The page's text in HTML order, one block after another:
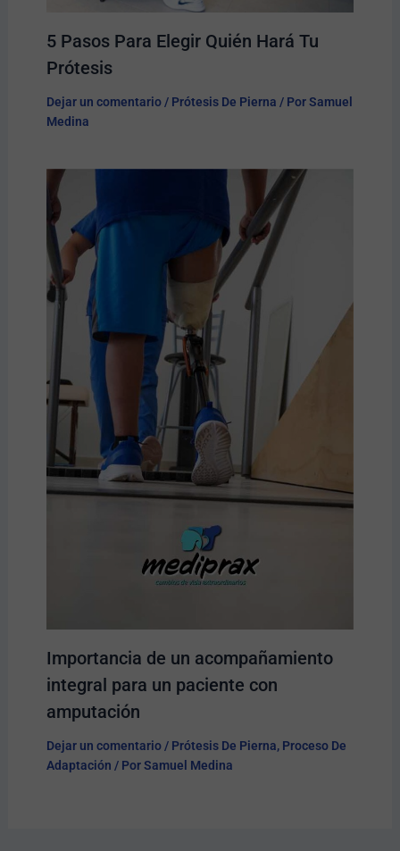
5 Pasos Para Elegir Quién Hará Tu
Prótesis​
Dejar un comentario / Prótesis De Pierna / PorSamuel
Medina
Importancia de un acompañamiento
integral para un paciente con
amputación
Dejar un comentario / Prótesis De Pierna, Proceso De
Adaptación / PorSamuel Medina